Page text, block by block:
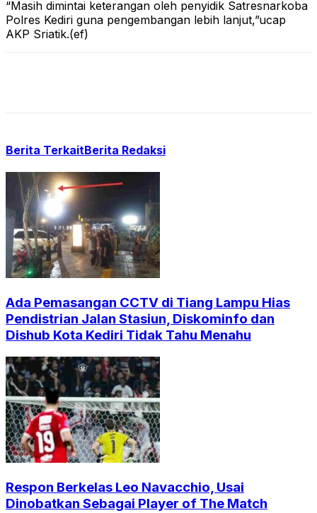
“Masih dimintai keterangan oleh penyidik Satresnarkoba
Polres Kediri guna pengembangan lebih lanjut,”ucap
AKP Sriatik.(ef)
Berita TerkaitBerita Redaksi
Ada Pemasangan CCTV di Tiang Lampu Hias
Pendistrian Jalan Stasiun, Diskominfo dan
Dishub Kota Kediri Tidak Tahu Menahu
Respon Berkelas Leo Navacchio, Usai
Dinobatkan Sebagai Player of The Match